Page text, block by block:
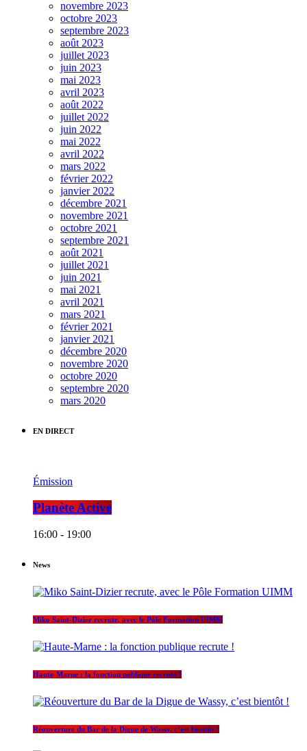
novembre 2023
octobre 2023
septembre 2023
août 2023
juillet 2023
juin 2023
mai 2023
avril 2023
août 2022
juillet 2022
juin 2022
mai 2022
avril 2022
mars 2022
février 2022
janvier 2022
décembre 2021
novembre 2021
octobre 2021
septembre 2021
août 2021
juillet 2021
juin 2021
mai 2021
avril 2021
mars 2021
février 2021
janvier 2021
décembre 2020
novembre 2020
octobre 2020
septembre 2020
mars 2020
EN DIRECT
Émission
Planète Active
16:00 - 19:00
News
Miko Saint-Dizier recrute, avec le Pôle Formation UIMM
Haute-Marne : la fonction publique recrute !
Réouverture du Bar de la Digue de Wassy, c’est bientôt !